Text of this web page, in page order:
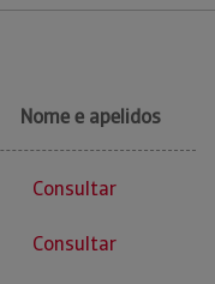
Nome e apelidos
Consultar
Consultar